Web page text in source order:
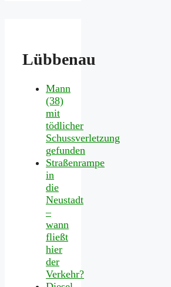
Lübbenau
Mann
(38)
mit
tödlicher
Schussverletzung
gefunden
Straßenrampe
in
die
Neustadt
–
wann
fließt
hier
der
Verkehr?